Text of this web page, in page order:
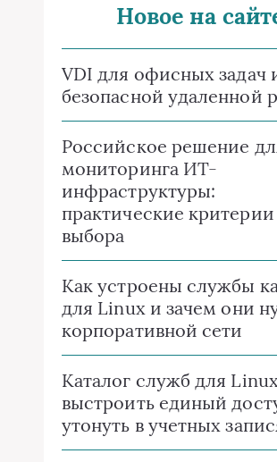
Новое на
VDI для офисных задач
безопасной удаленной
Российское решение
мониторинга ИТ-
инфраструктуры:
практические критерии
выбора
Как устроены службы
для Linux и зачем они
корпоративной сети
Каталог служб для
выстроить единый
утонуть в учетных